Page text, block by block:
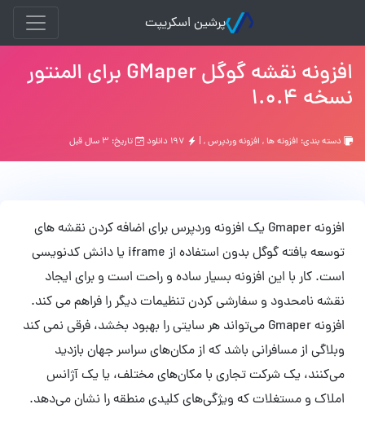
پرشین اسکریپت
افزونه نقشه گوگل GMaper برای المنتور
نسخه 1.0.4
دسته بندی: افزونه ها, افزونه وردپرس, | تاریخ: ۳ سال قبل
افزونه Gmaper یک افزونه وردپرس برای اضافه کردن نقشه های
توسعه یافته گوگل بدون استفاده از iframe یا دانش کدنویسی
است. کار با این افزونه بسیار ساده و راحت است و برای ایجاد
نقشه نامحدود و سفارشی کردن تنظیمات دیگر را فراهم می کند.
افزونه Gmaper می‌تواند هر سایتی را بهبود بخشد، فرقی نمی کند
وبلاگی از مسافرانی باشد که از مکان‌های سراسر جهان بازدید
می‌کنند، یک شرکت تجاری با مکان‌های مختلف، یا یک آژانس
املاک و مستغلات که ویژگی‌های کلیدی منطقه را نشان می‌دهد.